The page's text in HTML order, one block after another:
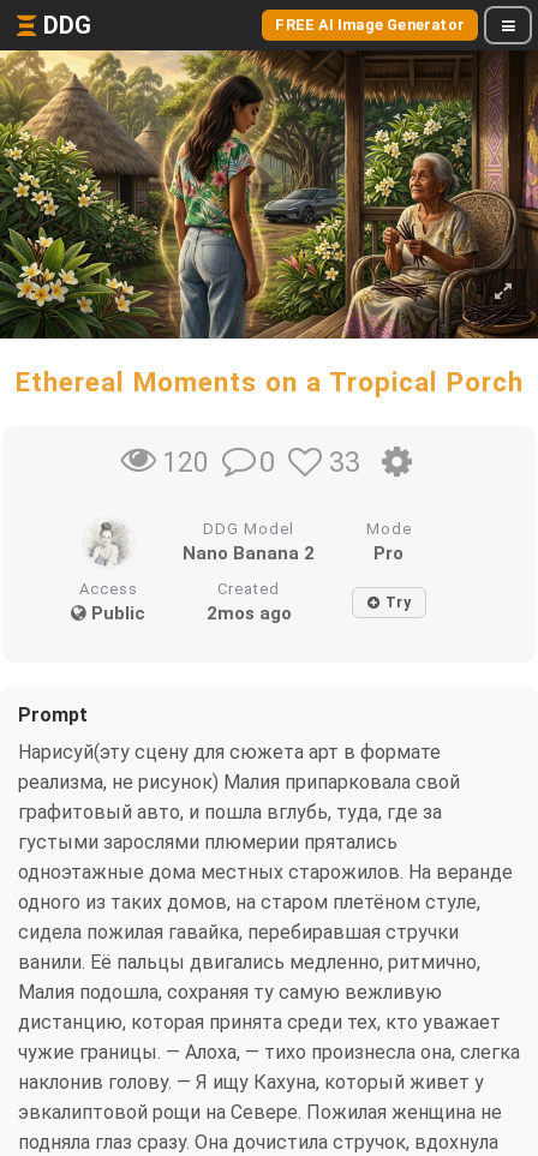
DDG FREE AI Image Generator
Ethereal Moments on a Tropical Porch
120 0 33
DDG Model
Nano Banana 2
Mode
Pro
Access
Public
Created
2mos ago Try
Prompt
Нарисуй(эту сцену для сюжета арт в формате
реализма, не рисунок) Малия припарковала свой
графитовый авто, и пошла вглубь, туда, где за
густыми зарослями плюмерии прятались
одноэтажные дома местных старожилов. На веранде
одного из таких домов, на старом плетёном стуле,
сидела пожилая гавайка, перебиравшая стручки
ванили. Её пальцы двигались медленно, ритмично,
Малия подошла, сохраняя ту самую вежливую
дистанцию, которая принята среди тех, кто уважает
чужие границы. — Алоха, — тихо произнесла она, слегка
наклонив голову. — Я ищу Кахуна, который живет у
эвкалиптовой рощи на Севере. Пожилая женщина не
подняла глаз сразу. Она дочистила стручок, вдохнула